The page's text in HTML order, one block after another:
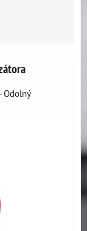
Odolný